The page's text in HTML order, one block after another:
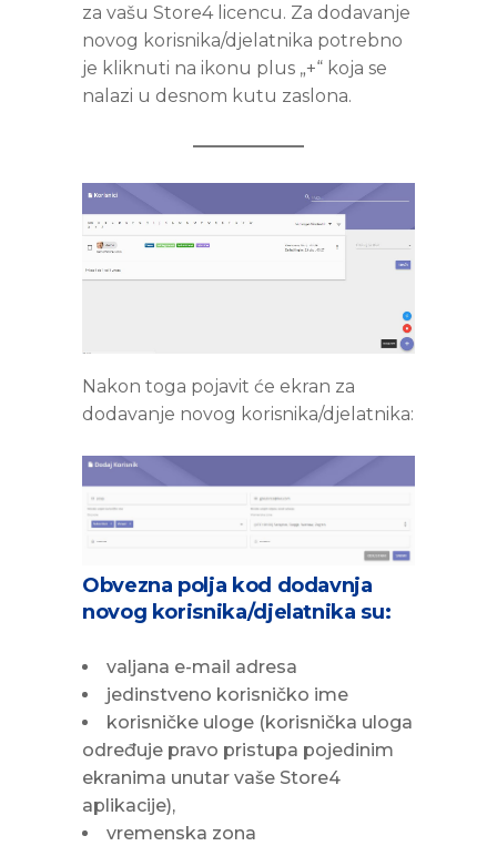
za vašu Store4 licencu. Za dodavanje
novog korisnika/djelatnika potrebno
je kliknuti na ikonu plus „+“ koja se
nalazi u desnom kutu zaslona.
Nakon toga pojavit će ekran za
dodavanje novog korisnika/djelatnika:
Obvezna polja kod dodavnja
novog korisnika/djelatnika su:
valjana e-mail adresa
jedinstveno korisničko ime
korisničke uloge (korisnička uloga
određuje pravo pristupa pojedinim
ekranima unutar vaše Store4
aplikacije),
vremenska zona